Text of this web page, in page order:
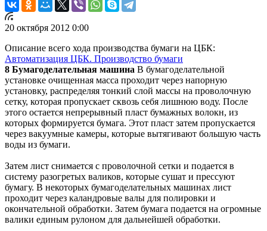
20 октября 2012 0:00
Описание всего хода производства бумаги на ЦБК:
Автоматизация ЦБК. Производство бумаги
8 Бумагоделательная машина В бумагоделательной
установке очищенная масса проходит через напорную
установку, распределяя тонкий слой массы на проволочную
сетку, которая пропускает сквозь себя лишнюю воду. После
этого остается непрерывный пласт бумажных волокн, из
которых формируется бумага. Этот пласт затем пропускается
через вакуумные камеры, которые вытягивают большую часть
воды из бумаги.
Затем лист снимается с проволочной сетки и подается в
систему разогретых валиков, которые сушат и прессуют
бумагу. В некоторых бумагоделательных машинах лист
проходит через каландровые валы для полировки и
окончательной обработки. Затем бумага подается на огромные
валики единым рулоном для дальнейшей обработки.